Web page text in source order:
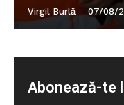
Virgil Burlă - 07/08/
Abonează-te